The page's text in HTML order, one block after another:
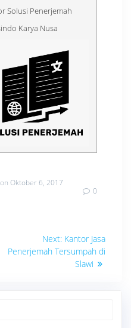
Solusi Penerjemah
Karya Nusa
on Oktober 6, 2017
0
Next: Next
post:
Kantor Jasa
Penerjemah Tersumpah di
Slawi